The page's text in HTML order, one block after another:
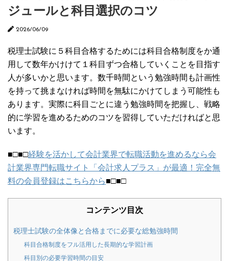
ジュールと科目選択のコツ
2026/06/09
税理士試験に５科目合格するためには科目合格制度をか通
用して数年かけけて１科目ずつ合格していくことを目指す
人が多いかと思います。数千時間という勉強時間も計画性
を持って挑まなければ時間を無駄にかけてしまう可能性も
あります。実際に科目ごとに違う勉強時間を把握し、戦略
的に学習を進めるためのコツを習得していただければと思
います。
■□■□経験を活かして会計業界で転職活動を進めるなら会
計業界専門転職サイト「会計求人プラス」が最適！完全無
料の会員登録はこちらから■□■□
コンテンツ目次
税理士試験の全体像と合格までに必要な総勉強時間
科目合格制度をフル活用した長期的な学習計画
科目別の必要学習時間の目安